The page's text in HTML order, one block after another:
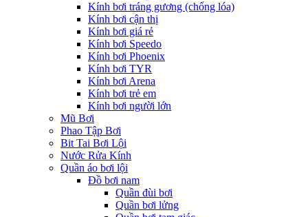
Kính bơi tráng gương (chống lóa)
Kính bơi cận thị
Kính bơi giá rẻ
Kính bơi Speedo
Kính bơi Phoenix
Kính bơi TYR
Kính bơi Arena
Kính bơi trẻ em
Kính bơi người lớn
Mũ Bơi
Phao Tập Bơi
Bit Tai Bơi Lội
Nước Rửa Kính
Quần áo bơi lội
Đồ bơi nam
Quần đùi bơi
Quần bơi lửng